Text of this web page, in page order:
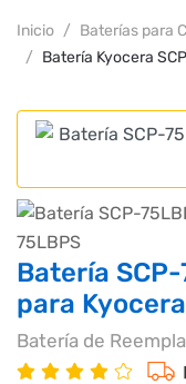
Inicio Baterías para
Batería Kyocera
Batería
para
Batería de